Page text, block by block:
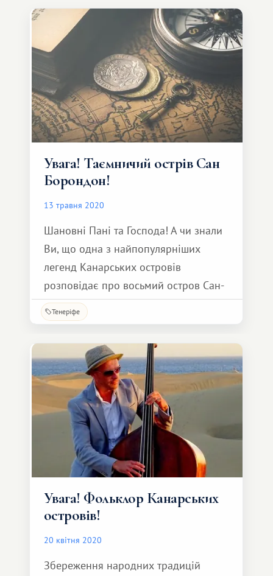
Увага! Таємничий острів Сан
Борондон!
13 травня 2020
Шановні Пані та Господа! А чи знали
Ви, що одна з найпопулярніших
легенд Канарських островів
розповідає про восьмий остров Сан-
Борондон, який то з'являється, то
зникає неподалік Ієрро і
проглядається крізь море хмар з
островів Тенеріфе, Ла-Пальма, Ієрро і
Ла-Гомера.
Тенеріфе
Увага! Фольклор Канарських
островів!
20 квітня 2020
Збереження народних традицій